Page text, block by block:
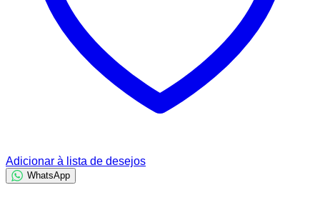
Adicionar à lista de desejos
WhatsApp